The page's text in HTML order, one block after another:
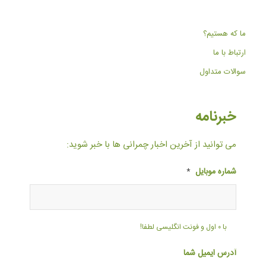
ما که هستیم؟
ارتباط با ما
سوالات متداول
خبرنامه
می توانید از آخرین اخبار چمرانی ها با خبر شوید:
شماره موبایل *
با ۰ اول و فونت انگلیسی لطفا!
آدرس ایمیل شما